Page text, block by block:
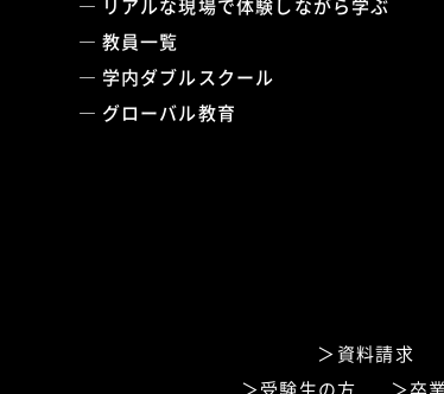
リアルな現場で体験しながら学ぶ
教員一覧
学内ダブルスクール
グローバル教育
資料請求